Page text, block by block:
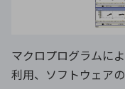
マクロプログラムに
利用、ソフトウェア